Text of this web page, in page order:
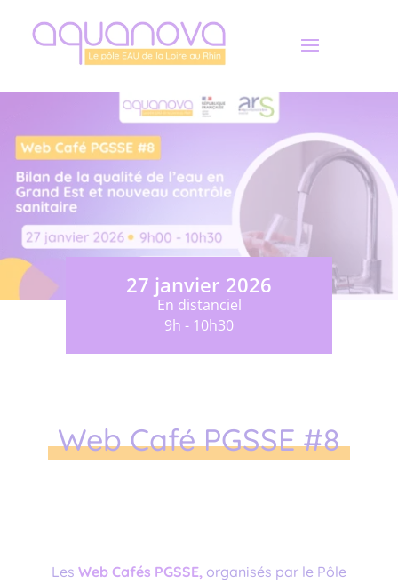
27 janvier 2026
En distanciel
9h - 10h30
Web Café PGSSE #8
Les Web Cafés PGSSE, organisés par le Pôle